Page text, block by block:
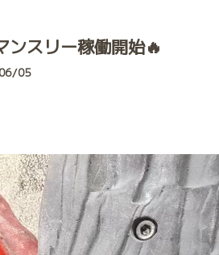
ンスリー稼働開始🔥
05